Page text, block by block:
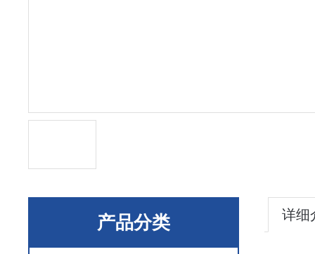
产品分类 详细